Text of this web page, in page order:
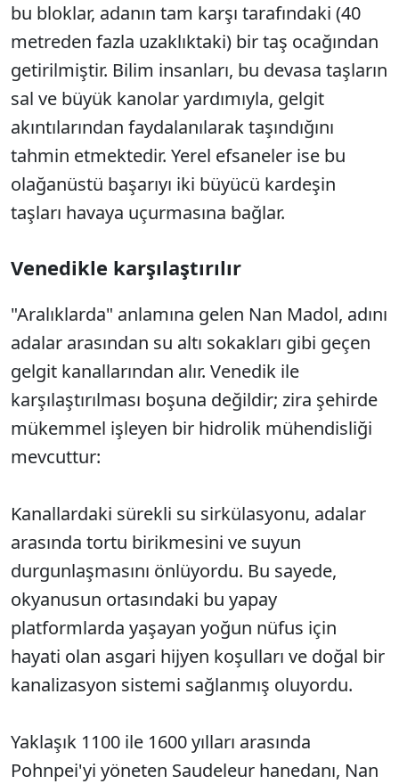
bu bloklar, adanın tam karşı tarafındaki (40
metreden fazla uzaklıktaki) bir taş ocağından
getirilmiştir. Bilim insanları, bu devasa taşların
sal ve büyük kanolar yardımıyla, gelgit
akıntılarından faydalanılarak taşındığını
tahmin etmektedir. Yerel efsaneler ise bu
olağanüstü başarıyı iki büyücü kardeşin
taşları havaya uçurmasına bağlar.
Venedikle karşılaştırılır
"Aralıklarda" anlamına gelen Nan Madol, adını
adalar arasından su altı sokakları gibi geçen
gelgit kanallarından alır. Venedik ile
karşılaştırılması boşuna değildir; zira şehirde
mükemmel işleyen bir hidrolik mühendisliği
mevcuttur:
Kanallardaki sürekli su sirkülasyonu, adalar
arasında tortu birikmesini ve suyun
durgunlaşmasını önlüyordu. Bu sayede,
okyanusun ortasındaki bu yapay
platformlarda yaşayan yoğun nüfus için
hayati olan asgari hijyen koşulları ve doğal bir
kanalizasyon sistemi sağlanmış oluyordu.
Yaklaşık 1100 ile 1600 yılları arasında
Pohnpei'yi yöneten Saudeleur hanedanı, Nan